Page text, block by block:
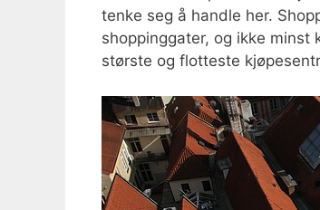
tenke seg å handle her.
shoppinggater, og ikke
største og flotteste